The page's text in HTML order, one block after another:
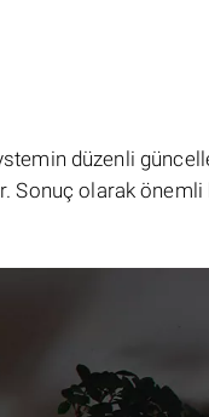
düzenli
Sonuç olarak önemli